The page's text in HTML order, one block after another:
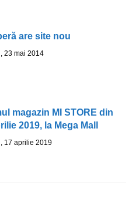
are site nou
23 mai 2014
magazin MI STORE din
2019, la Mega Mall
17 aprilie 2019